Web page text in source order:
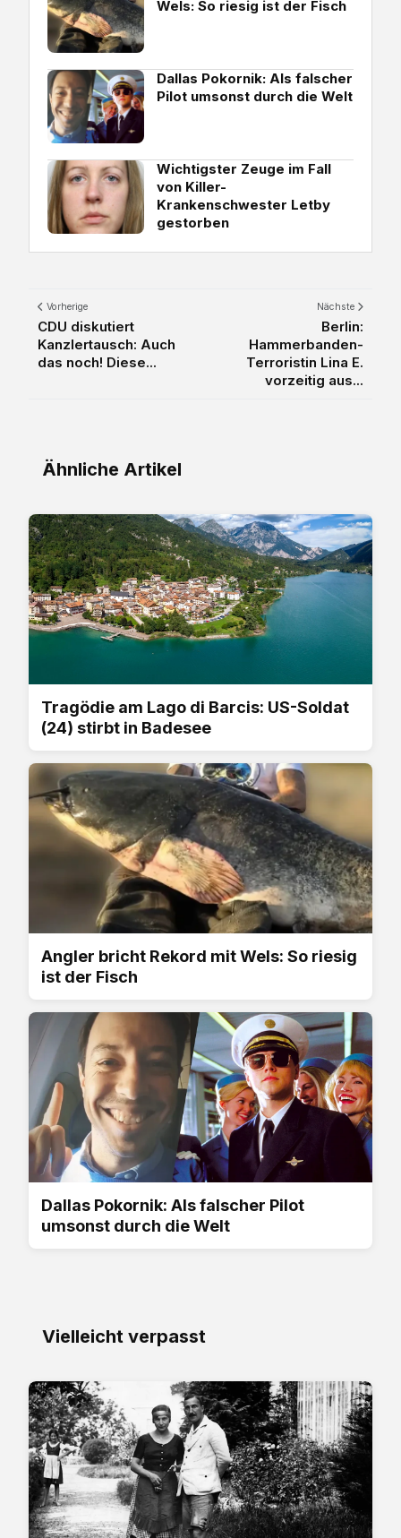
Wels: So riesig ist der Fisch
Dallas Pokornik: Als falscher
Pilot umsonst durch die Welt
Wichtigster Zeuge im Fall
von Killer-
Krankenschwester Letby
gestorben
Vorherige
CDU diskutiert
Kanzlertausch: Auch
das noch! Diese...
Nächste
Berlin:
Hammerbanden-
Terroristin Lina E.
vorzeitig aus...
Ähnliche Artikel
Tragödie am Lago di Barcis: US-Soldat
(24) stirbt in Badesee
Angler bricht Rekord mit Wels: So riesig
ist der Fisch
Dallas Pokornik: Als falscher Pilot
umsonst durch die Welt
Vielleicht verpasst